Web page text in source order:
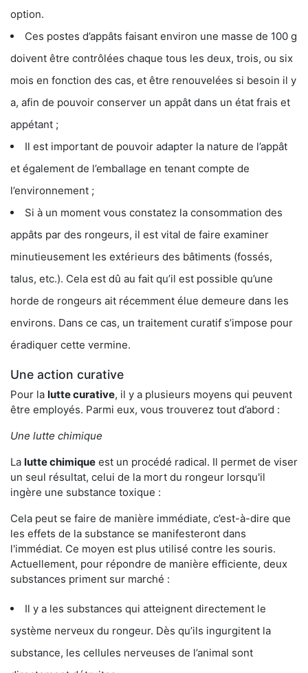
option.
Ces postes d’appâts faisant environ une masse de 100 g
doivent être contrôlées chaque tous les deux, trois, ou six
mois en fonction des cas, et être renouvelées si besoin il y
a, afin de pouvoir conserver un appât dans un état frais et
appétant ;
Il est important de pouvoir adapter la nature de l’appât
et également de l’emballage en tenant compte de
l’environnement ;
Si à un moment vous constatez la consommation des
appâts par des rongeurs, il est vital de faire examiner
minutieusement les extérieurs des bâtiments (fossés,
talus, etc.). Cela est dû au fait qu’il est possible qu’une
horde de rongeurs ait récemment élue demeure dans les
environs. Dans ce cas, un traitement curatif s’impose pour
éradiquer cette vermine.
Une action curative
Pour la lutte curative, il y a plusieurs moyens qui peuvent
être employés. Parmi eux, vous trouverez tout d’abord :
Une lutte chimique
La lutte chimique est un procédé radical. Il permet de viser
un seul résultat, celui de la mort du rongeur lorsqu'il
ingère une substance toxique :
Cela peut se faire de manière immédiate, c’est-à-dire que
les effets de la substance se manifesteront dans
l'immédiat. Ce moyen est plus utilisé contre les souris.
Actuellement, pour répondre de manière efficiente, deux
substances priment sur marché :
Il y a les substances qui atteignent directement le
système nerveux du rongeur. Dès qu’ils ingurgitent la
substance, les cellules nerveuses de l’animal sont